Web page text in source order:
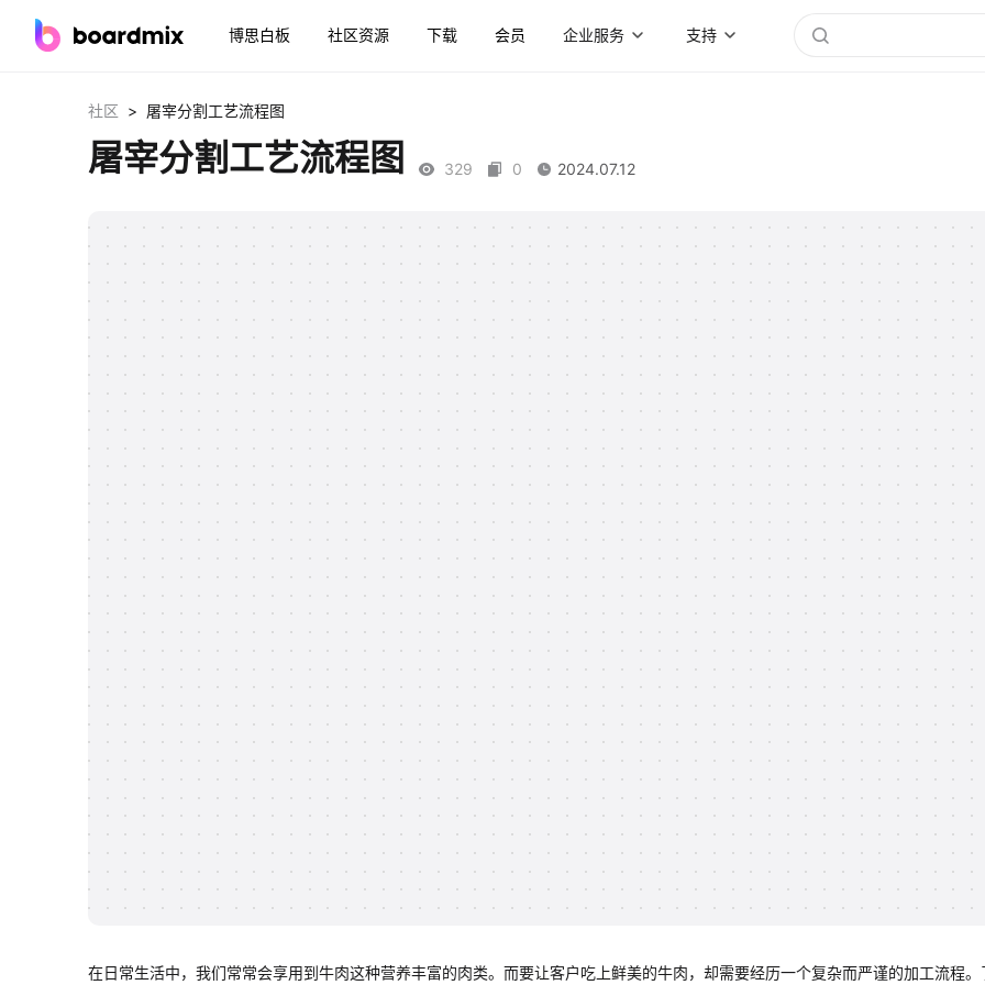
博思白板 社区资源 下载 会员 企业服务 支持
社区 > 屠宰分割工艺流程图
屠宰分割工艺流程图 329 0 2024.07.12
在日常生活中，我们常常会享用到牛肉这种营养丰富的肉类。而要让客户吃上鲜美的牛肉，却需要经历一个复杂而严谨的加工流程。